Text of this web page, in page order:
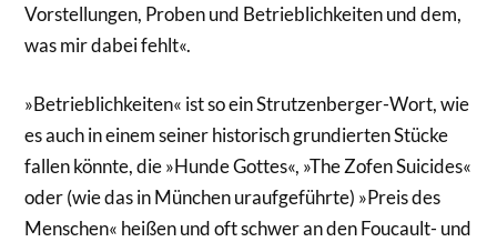
Vorstellungen, Proben und Betrieblichkeiten und dem,
was mir dabei fehlt«.
»Betrieblichkeiten« ist so ein Strutzenberger-Wort, wie
es auch in einem seiner historisch grundierten Stücke
fallen könnte, die »Hunde Gottes«, »The Zofen Suicides«
oder (wie das in München uraufgeführte) »Preis des
Menschen« heißen und oft schwer an den Foucault- und